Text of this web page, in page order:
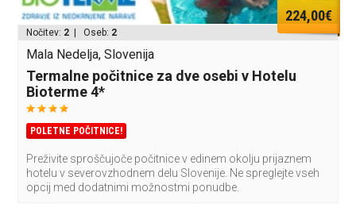
224,00€
Nočitev: 2 | Oseb: 2
Mala Nedelja, Slovenija
Termalne počitnice za dve osebi v Hotelu
Bioterme 4*
POLETNE POČITNICE!
Preživite sproščujoče počitnice v edinem okolju prijaznem
hotelu v severovzhodnem delu Slovenije. Ne spreglejte vseh
opcij med dodatnimi možnostmi ponudbe.